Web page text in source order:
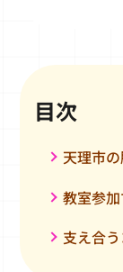
目次
天理市
教室参
支え合